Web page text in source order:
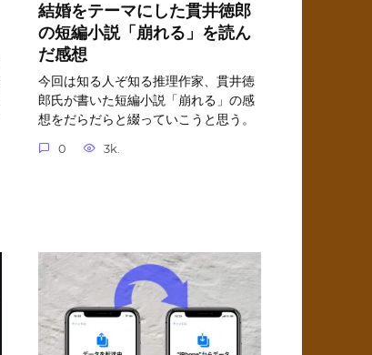
結婚をテーマにした貫井徳郎
の短編小説「崩れる」を読ん
だ感想
今回は知る人ぞ知る推理作家、貫井徳
郎氏が書いた短編小説「崩れる」の感
想をだらだらと綴っていこうと思う。
0 3k.